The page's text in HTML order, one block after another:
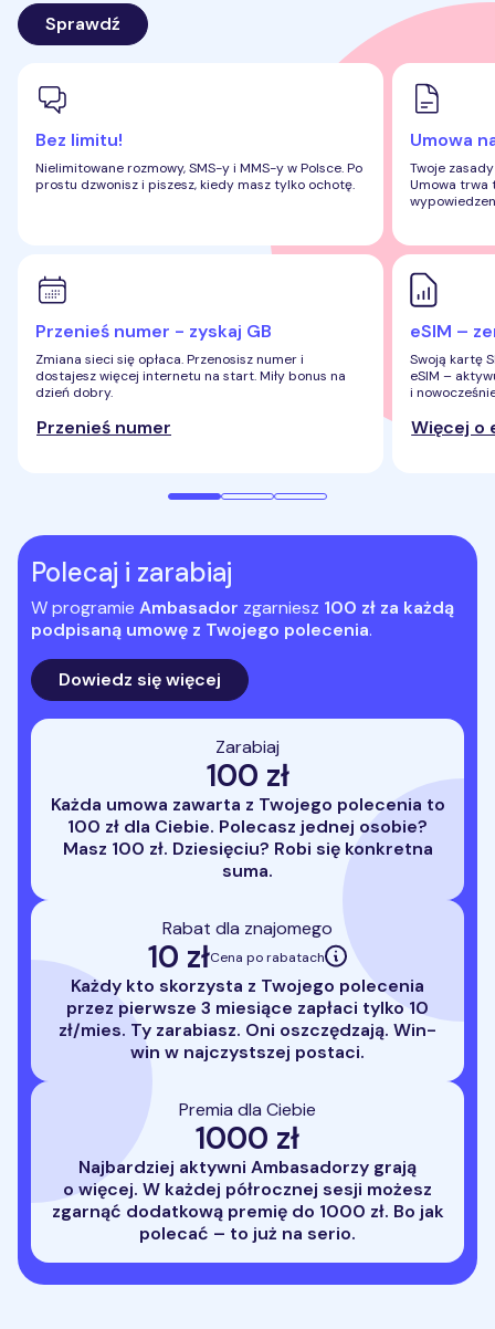
Sprawdź
Bez limitu!
Nielimitowane rozmowy, SMS-y i MMS-y w Polsce. Po
prostu dzwonisz i piszesz, kiedy masz tylko ochotę.
Umowa
Twoje
Umowa trwa
Przenieś numer - zyskaj GB
Zmiana sieci się opłaca. Przenosisz numer i
dostajesz więcej internetu na start. Miły bonus na
dzień dobry.
Przenieś numer
eSIM –
Swoją kartę
eSIM –
i
Więcej o
Polecaj i zarabiaj
W programie Ambasador zgarniesz 100 zł za każdą
podpisaną umowę z Twojego polecenia.
Dowiedz się więcej
Zarabiaj
100 zł
Każda umowa zawarta z Twojego polecenia to
100 zł dla Ciebie. Polecasz jednej osobie?
Masz 100 zł. Dziesięciu? Robi się konkretna
suma.
Rabat dla znajomego
10 złCena po rabatach
Każdy kto skorzysta z Twojego polecenia
przez pierwsze 3 miesiące zapłaci tylko 10
zł/mies. Ty zarabiasz. Oni oszczędzają. Win-
win w najczystszej postaci.
Premia dla Ciebie
1000 zł
Najbardziej aktywni Ambasadorzy grają
o więcej. W każdej półrocznej sesji możesz
zgarnąć dodatkową premię do 1000 zł. Bo jak
polecać – to już na serio.